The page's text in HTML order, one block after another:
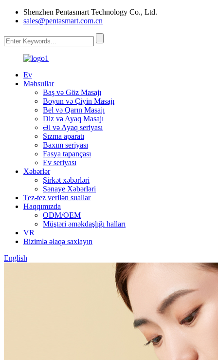
Shenzhen Pentasmart Technology Co., Ltd.
sales@pentasmart.com.cn
Ev
Məhsullar
Baş və Göz Masajı
Boyun və Çiyin Masajı
Bel və Qarın Masajı
Diz və Ayaq Masajı
Əl və Ayaq seriyası
Sızma aparatı
Baxım seriyası
Fasya tapançası
Ev seriyası
Xəbərlər
Şirkət xəbərləri
Sənaye Xəbərləri
Tez-tez verilən suallar
Haqqımızda
ODM/OEM
Müştəri əməkdaşlığı halları
VR
Bizimlə əlaqə saxlayın
English